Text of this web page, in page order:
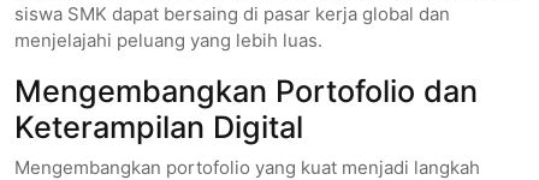
siswa SMK dapat bersaing di pasar kerja global dan
menjelajahi peluang yang lebih luas.
Mengembangkan Portofolio dan
Keterampilan Digital
Mengembangkan portofolio yang kuat menjadi langkah